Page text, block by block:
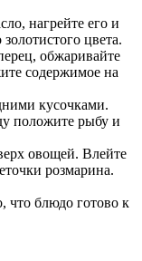
нагрейте его и
цвета.
обжаривайте
содержимое на
кусочками.
положите рыбу и
овощей. Влейте
розмарина.
что блюдо готово к